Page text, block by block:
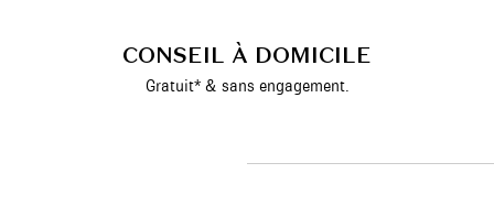
CONSEIL À DOMICILE
Gratuit* & sans engagement.